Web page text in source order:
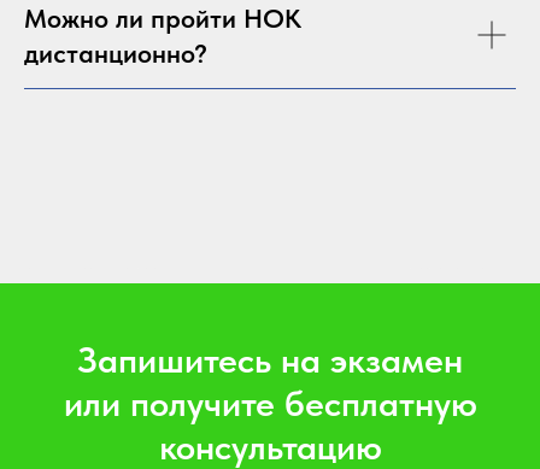
Можно ли пройти НОК
дистанционно?
Запишитесь на экзамен
или получите бесплатную
консультацию